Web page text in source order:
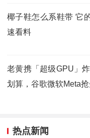
椰子鞋怎么系鞋带 它
速看料
老黄携「超级GPU」
划算，谷歌微软Meta
热点新闻